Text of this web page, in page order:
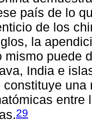
país de lo
de los
la
mismo puede
India e
29